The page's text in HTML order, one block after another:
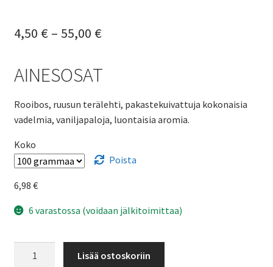
4,50 € – 55,00 €Hintaluokka:
55,00 €
AINESOSAT
Rooibos, ruusun terälehti, pakastekuivattuja kokonaisia
vadelmia, vaniljapaloja, luontaisia aromia.
Koko
Poista
6,98 €
6 varastossa (voidaan jälkitoimittaa)
Lisää ostoskoriin